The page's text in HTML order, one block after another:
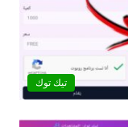
تيك توك